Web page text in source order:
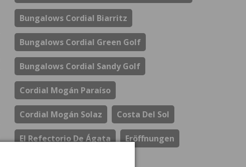
Bungalows Cordial Biarritz
Bungalows Cordial Green Golf
Bungalows Cordial Sandy Golf
Cordial Mogán Paraíso
Cordial Mogán Solaz Costa Del Sol
El Refectorio De Ágata Eröffnungen